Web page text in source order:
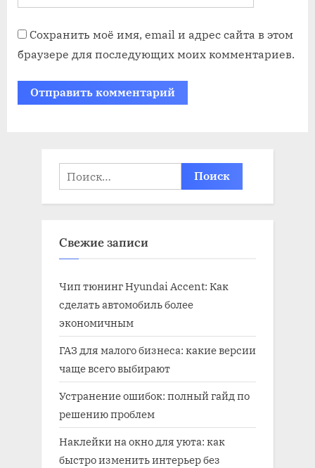
Сохранить моё имя, email и адрес сайта в этом
браузере для последующих моих комментариев.
Найти:
Свежие записи
Чип тюнинг Hyundai Accent: Как
сделать автомобиль более
экономичным
ГАЗ для малого бизнеса: какие версии
чаще всего выбирают
Устранение ошибок: полный гайд по
решению проблем
Наклейки на окно для уюта: как
быстро изменить интерьер без